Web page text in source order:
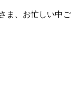
ま、お忙しい中ご